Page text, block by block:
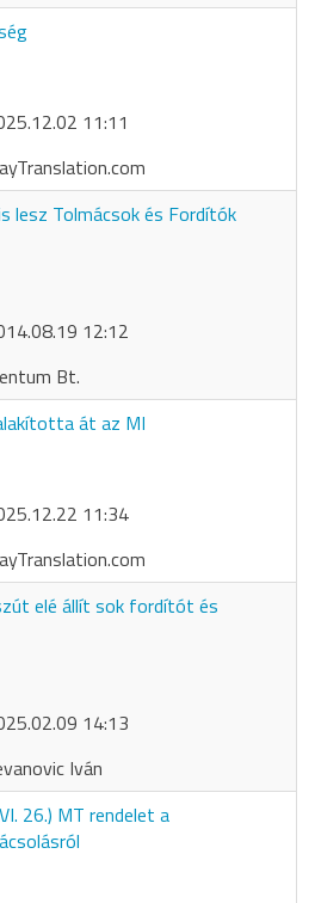
11:11
lesz Tolmácsok és Fordítók
12:12
Bt.
át az MI
11:34
elé állít sok fordítót és
14:13
Iván
26.) MT rendelet a